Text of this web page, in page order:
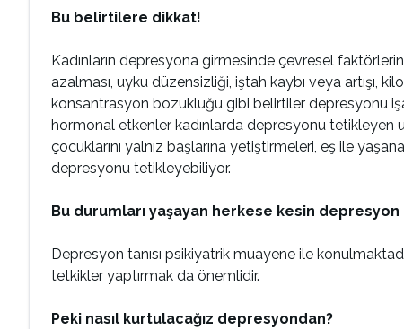
Bu belirtilere dikkat!
Kadınların depresyona girmesinde çevresel
azalması, uyku düzensizliği, iştah kaybı veya artışı,
konsantrasyon bozukluğu gibi belirtiler depresyonu
hormonal etkenler kadınlarda depresyonu tetikleyen
çocuklarını yalnız başlarına yetiştirmeleri, eş ile
depresyonu tetikleyebiliyor.
Bu durumları yaşayan herkese kesin depresyon
Depresyon tanısı psikiyatrik muayene ile
tetkikler yaptırmak da önemlidir.
Peki nasıl kurtulacağız depresyondan?